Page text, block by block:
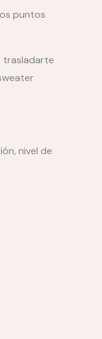
puntos
trasladarte
nivel de